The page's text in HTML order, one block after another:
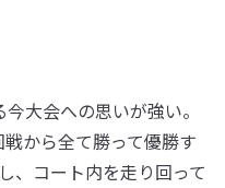
大会への思いが強い。
から全て勝って優勝す
、コート内を走り回って